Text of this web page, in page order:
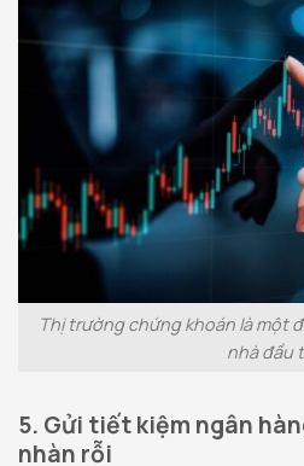
Thị trường chứng khoán là một
nhà đầu
5. Gửi tiết kiệm ngân
nhàn rỗi